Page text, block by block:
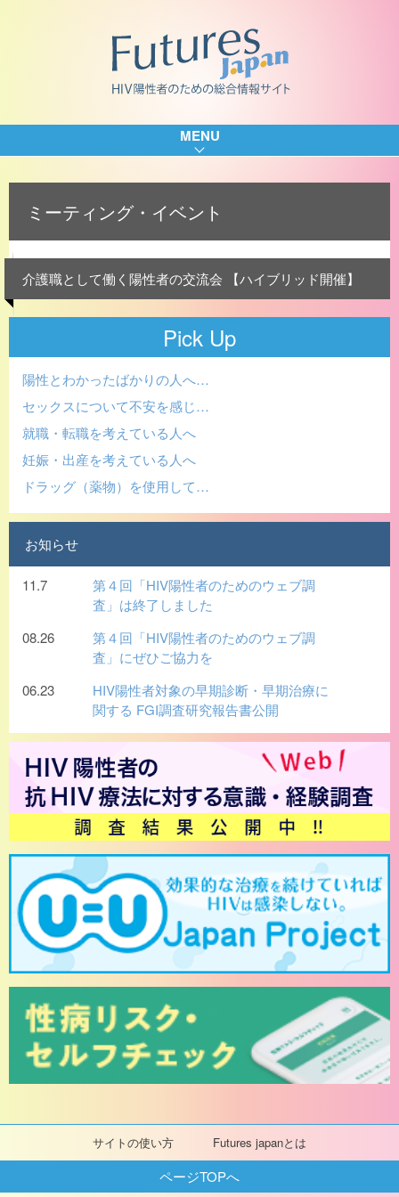
サイトの使い方 Futures japanとは
MENU
ミーティング・イベント
介護職として働く陽性者の交流会 【ハイブリッド開催】
Pick Up
陽性とわかったばかりの人へ…
セックスについて不安を感じ…
就職・転職を考えている人へ
妊娠・出産を考えている人へ
ドラッグ（薬物）を使用して…
お知らせ
11.7
第４回「HIV陽性者のためのウェブ調
査」は終了しました
08.26
第４回「HIV陽性者のためのウェブ調
査」にぜひご協力を
06.23
HIV陽性者対象の早期診断・早期治療に
関する FGI調査研究報告書公開
ページTOPへ